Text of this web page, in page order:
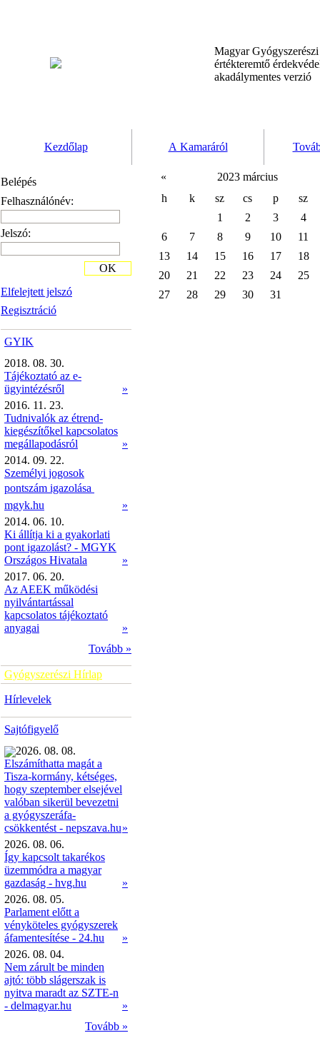
Magyar
értékteremtő
akadálymentes verzió
Kezdőlap A Kamaráról
Belépés
Felhasználónév:
Jelszó:
Elfelejtett jelszó
Regisztráció
OK
GYIK
2018. 08. 30.
Tájékoztató az e-
ügyintézésről
»
2016. 11. 23.
Tudnivalók az étrend-
kiegészítőkel kapcsolatos
megállapodásról
»
2014. 09. 22.
Személyi jogosok
pontszám igazolása 
mgyk.hu
»
2014. 06. 10.
Ki állítja ki a gyakorlati
pont igazolást? - MGYK
Országos Hivatala
»
2017. 06. 20.
Az AEEK működési
nyilvántartással
kapcsolatos tájékoztató
anyagai
»
Tovább »
Gyógyszerészi Hírlap
Hírlevelek
Sajtófigyelő
2026. 08. 08.
Elszámíthatta magát a
Tisza-kormány, kétséges,
hogy szeptember elsejével
valóban sikerül bevezetni
a gyógyszeráfa-
csökkentést - nepszava.hu»
2026. 08. 06.
Így kapcsolt takarékos
üzemmódra a magyar
gazdaság - hvg.hu
»
2026. 08. 05.
Parlament előtt a
vényköteles gyógyszerek
áfamentesítése - 24.hu
»
2026. 08. 04.
Nem zárult be minden
ajtó: több slágerszak is
nyitva maradt az SZTE-n
- delmagyar.hu
»
Tovább »
«
2023 március
h
k sz cs p
sz
1
2 3
4
6
7 8 9 10
11
13
14 15 16 17
18
20
21 22 23 24
25
27
28 29 30 31